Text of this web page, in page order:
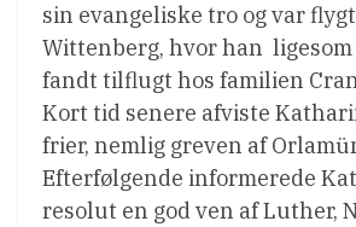
sin evangeliske tro og var
Wittenberg, hvor han  ligesom
fandt tilflugt hos familien
Kort tid senere afviste
frier, nemlig greven af
Efterfølgende informerede
resolut en god ven af Luther,